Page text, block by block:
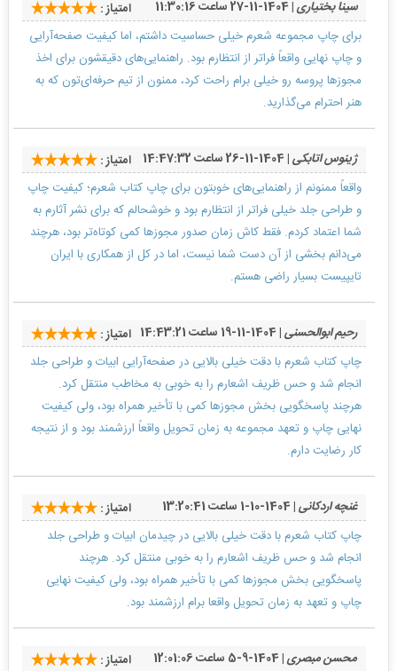
سینا بختیاری| 1404-11-27 ساعت 11:30:16
امتیاز :
برای چاپ مجموعه شعرم خیلی حساسیت داشتم، اما کیفیت صفحه‌آرایی
و چاپ نهایی واقعاً فراتر از انتظارم بود. راهنمایی‌های دقیقشون برای اخذ
مجوزها پروسه رو خیلی برام راحت کرد، ممنون از تیم حرفه‌ای‌تون که به
هنر احترام می‌گذارید.
ژینوس اتابکی| 1404-11-26 ساعت 14:47:32
امتیاز :
واقعاً ممنونم از راهنمایی‌های خوبتون برای چاپ کتاب شعرم؛ کیفیت چاپ
و طراحی جلد خیلی فراتر از انتظارم بود و خوشحالم که برای نشر آثارم به
شما اعتماد کردم. فقط کاش زمان صدور مجوزها کمی کوتاه‌تر بود، هرچند
می‌دانم بخشی از آن دست شما نیست، اما در کل از همکاری با ایران
تایپیست بسیار راضی هستم.
رحیم ابوالحسنی| 1404-11-19 ساعت 14:43:21
امتیاز :
چاپ کتاب شعرم با دقت خیلی بالایی در صفحه‌آرایی ابیات و طراحی جلد
انجام شد و حس ظریف اشعارم را به خوبی به مخاطب منتقل کرد.
هرچند پاسخگویی بخش مجوزها کمی با تأخیر همراه بود، ولی کیفیت
نهایی چاپ و تعهد مجموعه به زمان تحویل واقعاً ارزشمند بود و از نتیجه
کار رضایت دارم.
غنچه اردکانی| 1404-10-1 ساعت 13:20:41
امتیاز :
چاپ کتاب شعرم با دقت خیلی بالایی در چیدمان ابیات و طراحی جلد
انجام شد و حس ظریف اشعارم را به خوبی منتقل کرد. هرچند
پاسخگویی بخش مجوزها کمی با تأخیر همراه بود، ولی کیفیت نهایی
چاپ و تعهد به زمان تحویل واقعا برام ارزشمند بود.
محسن مبصری| 1404-9-5 ساعت 12:01:06
امتیاز :